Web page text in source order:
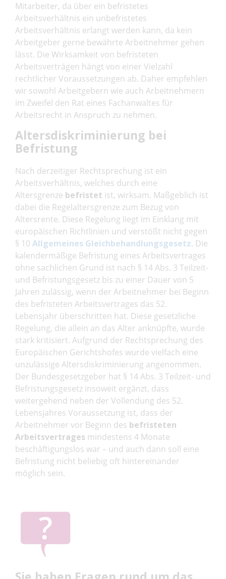
Mitarbeiter, da über ein befristetes
Arbeitsverhältnis ein unbefristetes
Arbeitsverhältnis erlangt werden kann, da kein
Arbeitgeber gerne bewährte Arbeitnehmer gehen
lässt. Die Wirksamkeit von befristeten
Arbeitsverträgen hängt von einer Vielzahl
rechtlicher Voraussetzungen ab. Daher empfehlen
wir sowohl Arbeitgebern wie auch Arbeitnehmern
im Zweifel den Rat eines Fachanwaltes für
Arbeitsrecht in Anspruch zu nehmen.
Altersdiskriminierung bei
Befristung
Nach derzeitiger Rechtsprechung ist ein
Arbeitsverhältnis, welches durch eine
Altersgrenze befristet ist, wirksam. Maßgeblich ist
dabei die Regelaltersgrenze zum Bezug von
Altersrente. Diese Regelung liegt im Einklang mit
europäischen Richtlinien und verstößt nicht gegen
§ 10 Allgemeines Gleichbehandlungsgesetz. Die
kalendermäßige Befristung eines Arbeitsvertrages
ohne sachlichen Grund ist nach § 14 Abs. 3 Teilzeit-
und Befristungsgesetz bis zu einer Dauer von 5
Jahren zulässig, wenn der Arbeitnehmer bei Beginn
des befristeten Arbeitsvertrages das 52.
Lebensjahr überschritten hat. Diese gesetzliche
Regelung, die allein an das Alter anknüpfte, wurde
stark kritisiert. Aufgrund der Rechtsprechung des
Europäischen Gerichtshofes wurde vielfach eine
unzulässige Altersdiskriminierung angenommen.
Der Bundesgesetzgeber hat § 14 Abs. 3 Teilzeit- und
Befristungsgesetz insoweit ergänzt, dass
weitergehend neben der Vollendung des 52.
Lebensjahres Voraussetzung ist, dass der
Arbeitnehmer vor Beginn des befristeten
Arbeitsvertrages mindestens 4 Monate
beschäftigungslos war – und auch dann soll eine
Befristung nicht beliebig oft hintereinander
möglich sein.